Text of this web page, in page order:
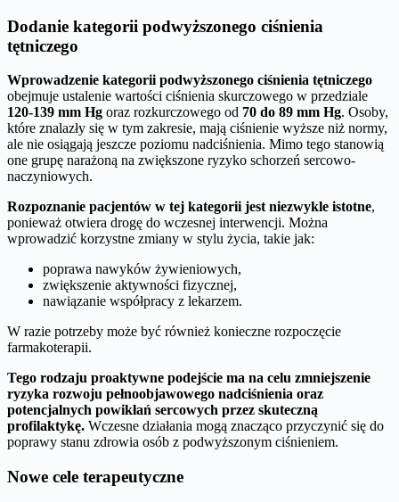
Dodanie kategorii podwyższonego ciśnienia
tętniczego
Wprowadzenie kategorii podwyższonego ciśnienia tętniczego
obejmuje ustalenie wartości ciśnienia skurczowego w przedziale
120-139 mm Hg oraz rozkurczowego od 70 do 89 mm Hg. Osoby,
które znalazły się w tym zakresie, mają ciśnienie wyższe niż normy,
ale nie osiągają jeszcze poziomu nadciśnienia. Mimo tego stanowią
one grupę narażoną na zwiększone ryzyko schorzeń sercowo-
naczyniowych.
Rozpoznanie pacjentów w tej kategorii jest niezwykle istotne,
ponieważ otwiera drogę do wczesnej interwencji. Można
wprowadzić korzystne zmiany w stylu życia, takie jak:
poprawa nawyków żywieniowych,
zwiększenie aktywności fizycznej,
nawiązanie współpracy z lekarzem.
W razie potrzeby może być również konieczne rozpoczęcie
farmakoterapii.
Tego rodzaju proaktywne podejście ma na celu zmniejszenie
ryzyka rozwoju pełnoobjawowego nadciśnienia oraz
potencjalnych powikłań sercowych przez skuteczną
profilaktykę. Wczesne działania mogą znacząco przyczynić się do
poprawy stanu zdrowia osób z podwyższonym ciśnieniem.
Nowe cele terapeutyczne